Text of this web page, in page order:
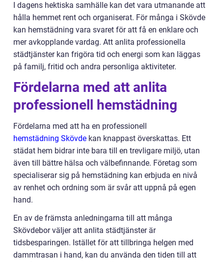
I dagens hektiska samhälle kan det vara utmanande att
hålla hemmet rent och organiserat. För många i Skövde
kan hemstädning vara svaret för att få en enklare och
mer avkopplande vardag. Att anlita professionella
städtjänster kan frigöra tid och energi som kan läggas
på familj, fritid och andra personliga aktiviteter.
Fördelarna med att anlita
professionell hemstädning
Fördelarna med att ha en professionell
hemstädning Skövde kan knappast överskattas. Ett
städat hem bidrar inte bara till en trevligare miljö, utan
även till bättre hälsa och välbefinnande. Företag som
specialiserar sig på hemstädning kan erbjuda en nivå
av renhet och ordning som är svår att uppnå på egen
hand.
En av de främsta anledningarna till att många
Skövdebor väljer att anlita städtjänster är
tidsbesparingen. Istället för att tillbringa helgen med
dammtrasan i hand, kan du använda den tiden till att